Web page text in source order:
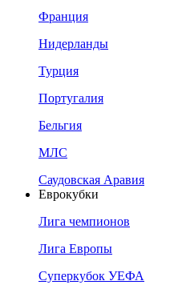
Франция
Нидерланды
Турция
Португалия
Бельгия
МЛС
Саудовская Аравия
Еврокубки
Лига чемпионов
Лига Европы
Суперкубок УЕФА